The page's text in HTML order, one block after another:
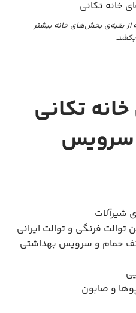
از بقیه‌ی بخش‌های خانه بیشتر
تکانی
شیرآلات
فرنگی و توالت ایرانی
حمام و سرویس بهداشتی
و صابون